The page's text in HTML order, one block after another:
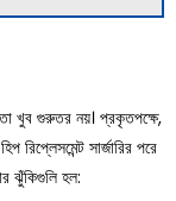
তা খুব গুরুতর নয়। প্রকৃতপক্ষে,
রিপ্লেসমেন্ট সার্জারির পরে
ঝুঁকিগুলি হল: